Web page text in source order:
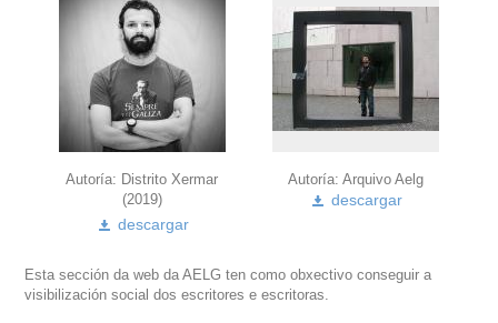
Autoría: Distrito Xermar
(2019)
descargar
Autoría: ArquivoAelg
descargar
Esta sección da web da AELG ten como obxectivo conseguir a
visibilización social dos escritores e escritoras.